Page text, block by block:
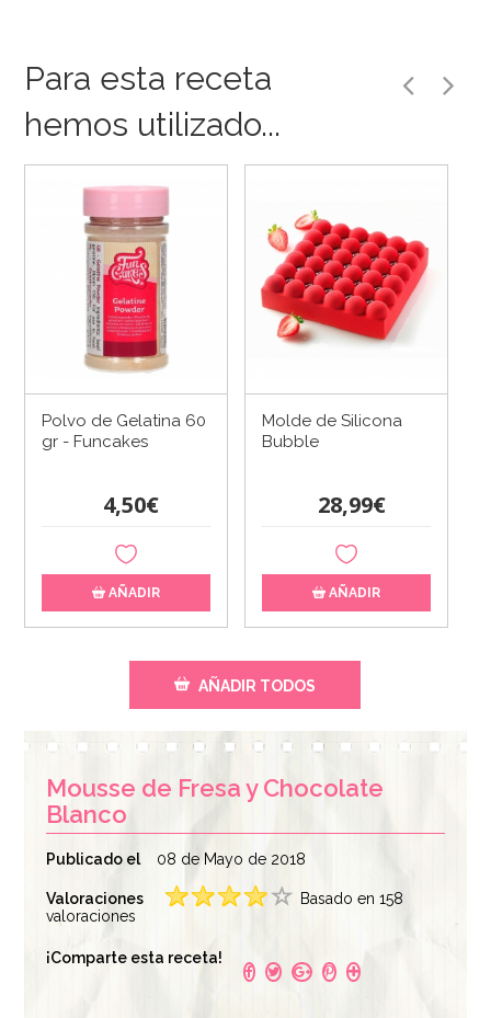
Para esta receta
hemos utilizado...
Polvo de Gelatina 60
gr - Funcakes
4,50€
AÑADIR
Molde de Silicona
Bubble
28,99€
AÑADIR
Spray Efecto
100 ml
ml - Dekora
AÑADIR TODOS
Mousse de Fresa y Chocolate
Blanco
Publicado el 08 de Mayo de 2018
Valoraciones
Basado en 158
valoraciones
¡Comparte esta receta!